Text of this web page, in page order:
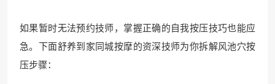
如果暂时无法预约技师，掌握正确的自我按压技巧也能应
急。下面舒养到家同城按摩的资深技师为你拆解风池穴按
压步骤：